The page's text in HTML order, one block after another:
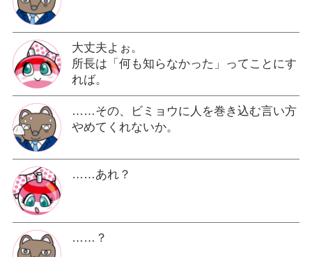
大丈夫よぉ。
所長は「何も知らなかった」ってことにす
れば。
……その、ビミョウに人を巻き込む言い方
やめてくれないか。
……あれ？
……？